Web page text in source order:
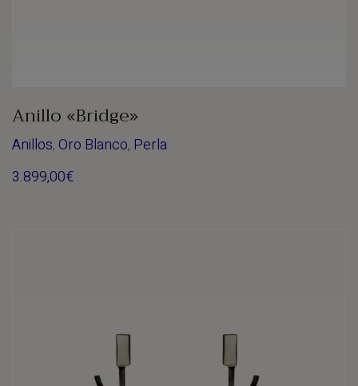
Anillo «Bridge»
Anillos,Oro Blanco, Perla
3.899,00€